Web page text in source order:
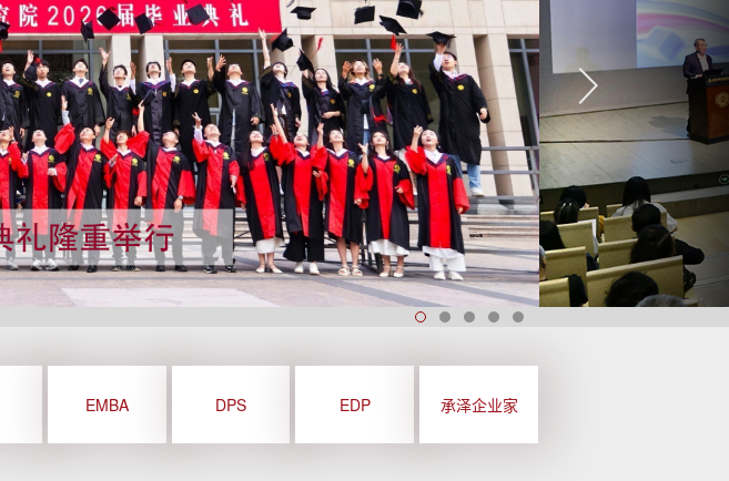
第十届CCER夏季研讨会暨首届ISSCAD全球南方发展学术会议成功举办" 毕业典礼 北大国发院联合主办数字与人文·高端对话（第三场），林毅夫等共同研讨数智跃迁与经济转型 MBA招生简章 北大国发院与南南学院师生参加第三十三届体育文化节暨春季学校运动会
EMBA DPS EDP 承泽企业家